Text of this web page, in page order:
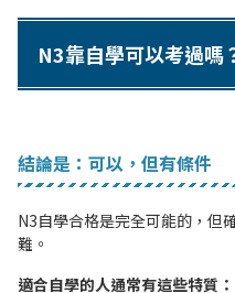
N3靠自學可以考過嗎
結論是：可以，但有條件
N3自學合格是完全可能的，但
難。
適合自學的人通常有這些特質：